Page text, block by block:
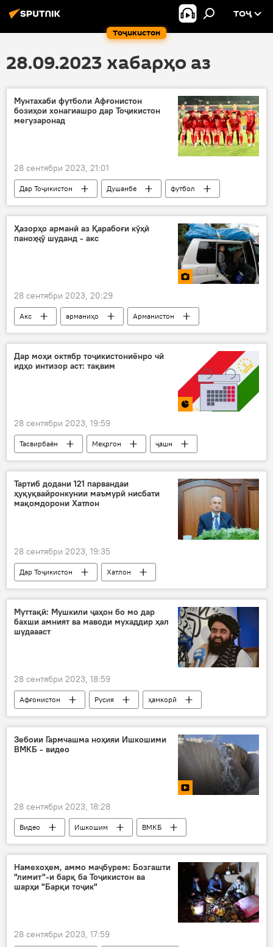
Тоҷикистон
ТОҶ
28.09.2023 хабарҳо аз
Мунтахаби футболи Афғонистон
бозиҳои хонагиашро дар Тоҷикистон
мегузаронад
28 сентябри 2023, 21:01
Дар Тоҷикистон Душанбе
футбол
Навигариҳои варзиши Тоҷикистон
мунтахаб
Афғонистон
Ҷоми ҷаҳонии футбол
Ҳазорҳо арманӣ аз Қарабоғи кӯҳӣ
паноҳҷӯ шуданд - акс
28 сентябри 2023, 20:29
Акс арманиҳо
Арманистон
фирор
Озарбойҷон паноҳҷӯён
Дар моҳи октябр тоҷикистониёнро чӣ
идҳо интизор аст: тақвим
28 сентябри 2023, 19:59
Тасвирбаён Меҳргон
ҷашн
таътил
Рӯзи забони давлатӣ
Тартиб додани 121 парвандаи
ҳуқуқвайронкунии маъмурӣ нисбати
мақомдорони Хатлон
28 сентябри 2023, 19:35
Дар Тоҷикистон
Хатлон
Давлаталӣ Саид
мансабдор
парванда
Муттақӣ: Мушкили ҷаҳон бо мо дар
бахши амният ва маводи мухаддир ҳал
шудаааст
28 сентябри 2023, 18:59
Афғонистон Русия
ҳамкорӣ
маводи мухаддир
мушкилот
Амният ва мудофиа
Зебоии Гармчашма ноҳияи Ишкошими
ВМКБ - видео
28 сентябри 2023, 18:28
Видео Ишкошим
ВМКБ
кул
табиат
Намехоҳем, аммо маҷбурем: Бозгашти
"лимит"-и барқ ба Тоҷикистон ва
шарҳи "Барқи тоҷик"
28 сентябри 2023, 17:59